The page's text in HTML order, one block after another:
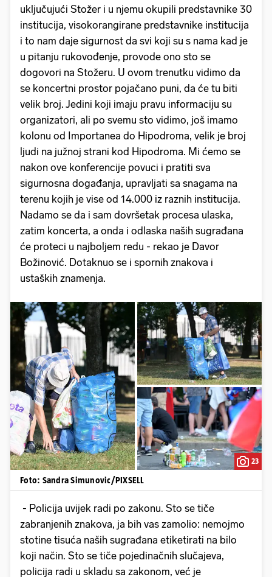
uključujući Stožer i u njemu okupili predstavnike 30
institucija, visokorangirane predstavnike institucija
i to nam daje sigurnost da svi koji su s nama kad je
u pitanju rukovođenje, provode ono sto se
dogovori na Stožeru. U ovom trenutku vidimo da
se koncertni prostor pojačano puni, da će tu biti
velik broj. Jedini koji imaju pravu informaciju su
organizatori, ali po svemu sto vidimo, još imamo
kolonu od Importanea do Hipodroma, velik je broj
ljudi na južnoj strani kod Hipodroma. Mi ćemo se
nakon ove konferencije povuci i pratiti sva
sigurnosna događanja, upravljati sa snagama na
terenu kojih je vise od 14.000 iz raznih institucija.
Nadamo se da i sam dovršetak procesa ulaska,
zatim koncerta, a onda i odlaska naših sugrađana
će proteci u najboljem redu - rekao je Davor
Božinović. Dotaknuo se i spornih znakova i
ustaških znamenja.
23
Foto: Sandra Simunovic/PIXSELL
- Policija uvijek radi po zakonu. Sto se tiče
zabranjenih znakova, ja bih vas zamolio: nemojmo
stotine tisuća naših sugrađana etiketirati na bilo
koji način. Sto se tiče pojedinačnih slučajeva,
policija radi u skladu sa zakonom, već je